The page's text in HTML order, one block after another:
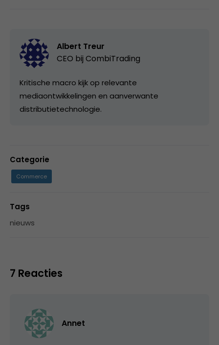
Albert Treur
CEO bij CombiTrading
Kritische macro kijk op relevante
mediaontwikkelingen en aanverwante
distributietechnologie.
Categorie
Commerce
Tags
nieuws
7 Reacties
Annet